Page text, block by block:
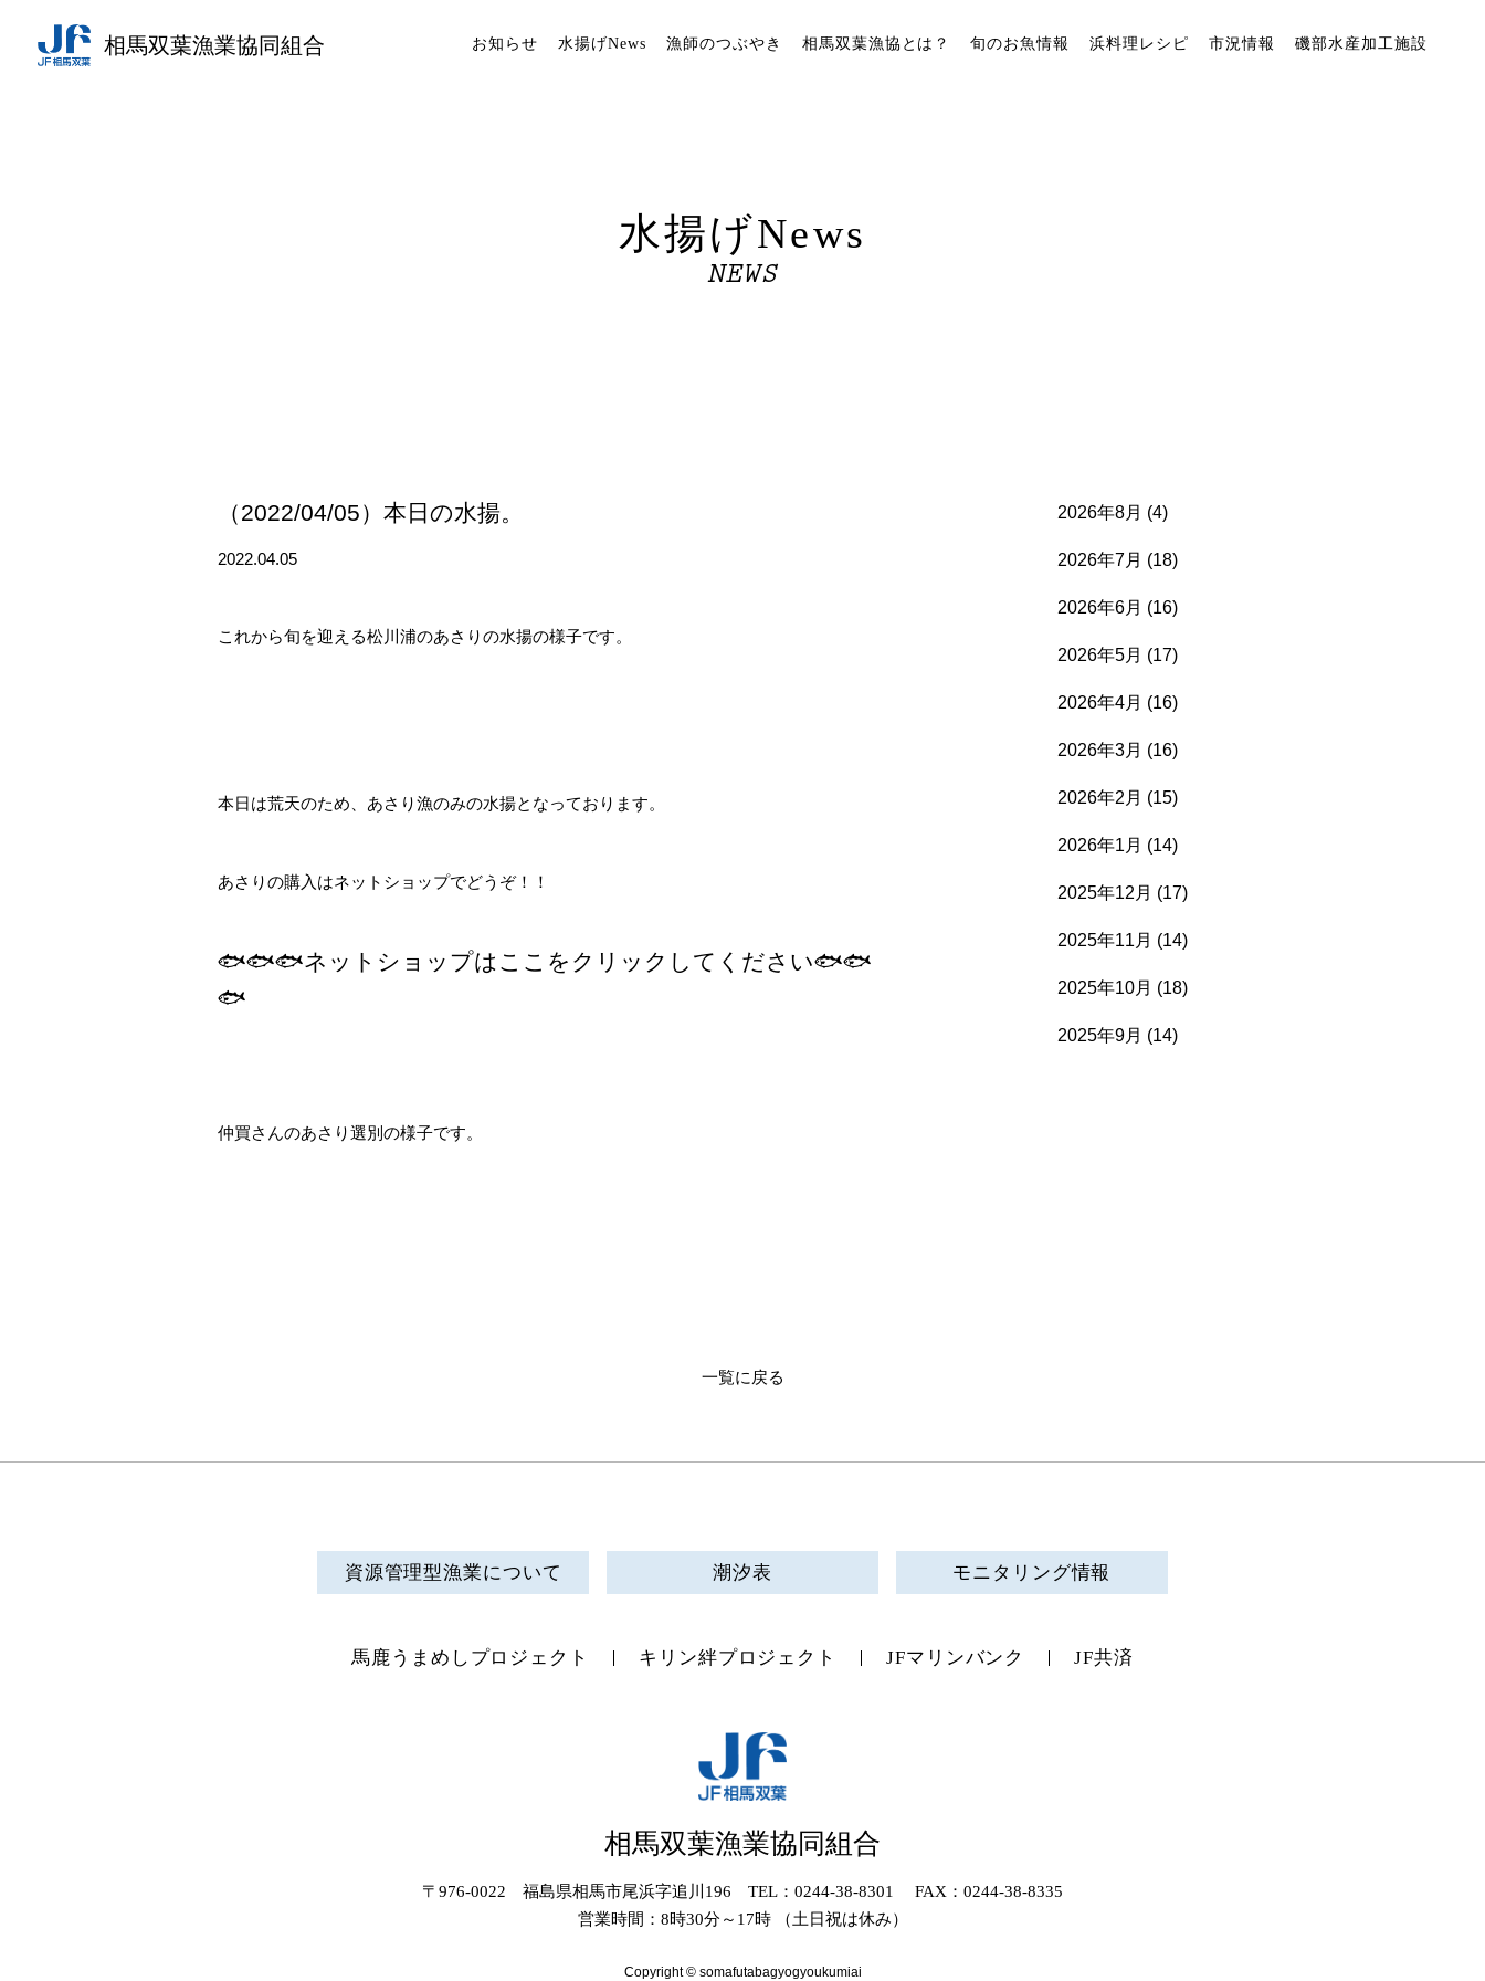
相馬双葉漁業協同組合 お知らせ 水揚げNews 漁師のつぶやき 相馬双葉漁協とは？ 旬のお魚情報 浜料理レシピ 市況情報 磯部水産加工施設
水揚げNews
NEWS
（2022/04/05）本日の水揚。
2022.04.05
これから旬を迎える松川浦のあさりの水揚の様子です。
本日は荒天のため、あさり漁のみの水揚となっております。
あさりの購入はネットショップでどうぞ！！
🐟🐟🐟ネットショップはここをクリックしてください🐟🐟
🐟
仲買さんのあさり選別の様子です。
2026年8月 (4)
2026年7月 (18)
2026年6月 (16)
2026年5月 (17)
2026年4月 (16)
2026年3月 (16)
2026年2月 (15)
2026年1月 (14)
2025年12月 (17)
2025年11月 (14)
2025年10月 (18)
2025年9月 (14)
一覧に戻る
資源管理型漁業について 潮汐表 モニタリング情報
馬鹿うまめしプロジェクト キリン絆プロジェクト JFマリンバンク JF共済
相馬双葉漁業協同組合
〒976-0022 福島県相馬市尾浜字追川196 TEL：0244-38-8301 FAX：0244-38-8335
営業時間：8時30分～17時 （土日祝は休み）
Copyright © somafutabagyogyoukumiai